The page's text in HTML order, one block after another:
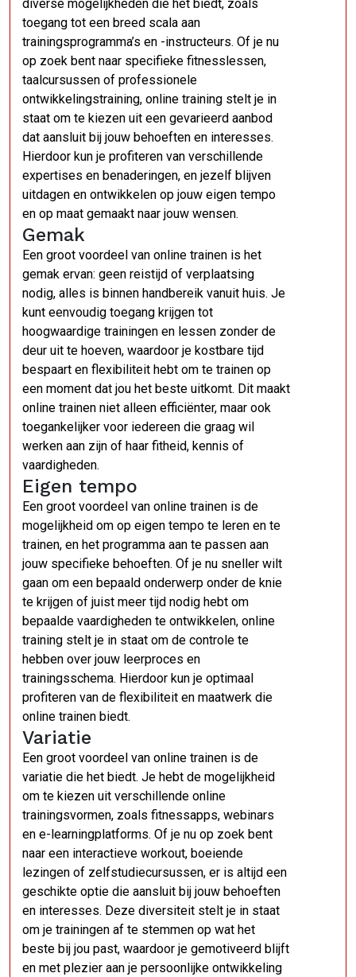
diverse mogelijkheden die het biedt, zoals
toegang tot een breed scala aan
trainingsprogramma’s en -instructeurs. Of je nu
op zoek bent naar specifieke fitnesslessen,
taalcursussen of professionele
ontwikkelingstraining, online training stelt je in
staat om te kiezen uit een gevarieerd aanbod
dat aansluit bij jouw behoeften en interesses.
Hierdoor kun je profiteren van verschillende
expertises en benaderingen, en jezelf blijven
uitdagen en ontwikkelen op jouw eigen tempo
en op maat gemaakt naar jouw wensen.
Gemak
Een groot voordeel van online trainen is het
gemak ervan: geen reistijd of verplaatsing
nodig, alles is binnen handbereik vanuit huis. Je
kunt eenvoudig toegang krijgen tot
hoogwaardige trainingen en lessen zonder de
deur uit te hoeven, waardoor je kostbare tijd
bespaart en flexibiliteit hebt om te trainen op
een moment dat jou het beste uitkomt. Dit maakt
online trainen niet alleen efficiënter, maar ook
toegankelijker voor iedereen die graag wil
werken aan zijn of haar fitheid, kennis of
vaardigheden.
Eigen tempo
Een groot voordeel van online trainen is de
mogelijkheid om op eigen tempo te leren en te
trainen, en het programma aan te passen aan
jouw specifieke behoeften. Of je nu sneller wilt
gaan om een bepaald onderwerp onder de knie
te krijgen of juist meer tijd nodig hebt om
bepaalde vaardigheden te ontwikkelen, online
training stelt je in staat om de controle te
hebben over jouw leerproces en
trainingsschema. Hierdoor kun je optimaal
profiteren van de flexibiliteit en maatwerk die
online trainen biedt.
Variatie
Een groot voordeel van online trainen is de
variatie die het biedt. Je hebt de mogelijkheid
om te kiezen uit verschillende online
trainingsvormen, zoals fitnessapps, webinars
en e-learningplatforms. Of je nu op zoek bent
naar een interactieve workout, boeiende
lezingen of zelfstudiecursussen, er is altijd een
geschikte optie die aansluit bij jouw behoeften
en interesses. Deze diversiteit stelt je in staat
om je trainingen af te stemmen op wat het
beste bij jou past, waardoor je gemotiveerd blijft
en met plezier aan je persoonlijke ontwikkeling